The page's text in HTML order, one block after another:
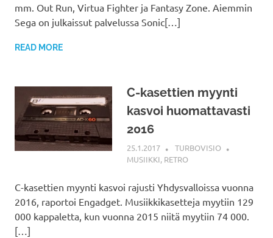
mm. Out Run, Virtua Fighter ja Fantasy Zone. Aiemmin
Sega on julkaissut palvelussa Sonic[…]
READ MORE
C-kasettien myynti
kasvoi huomattavasti
2016
25.1.2017
TURBOVISIO
MUSIIKKI, RETRO
C-kasettien myynti kasvoi rajusti Yhdysvalloissa vuonna
2016, raportoi Engadget. Musiikkikasetteja myytiin 129
000 kappaletta, kun vuonna 2015 niitä myytiin 74 000.
[…]